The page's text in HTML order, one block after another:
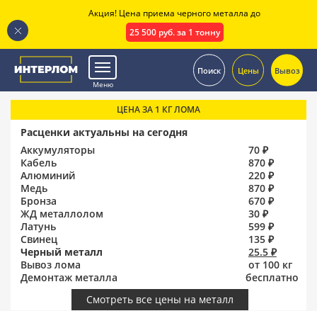
Меню
Поиск Цены Вывоз
ЦЕНА ЗА 1 КГ ЛОМА
Расценки актуальны на сегодня
Аккумуляторы
70 ₽
Кабель
870 ₽
Алюминий
220 ₽
Медь
870 ₽
Бронза
670 ₽
ЖД металлолом
30 ₽
Латунь
599 ₽
Свинец
135 ₽
Черный металл
25.5 ₽
Вывоз лома
от 100 кг
Демонтаж металла
бесплатно
Смотреть все цены на металл
Акция! Цена приема черного металла до
25 500 руб. за 1 тонну
.